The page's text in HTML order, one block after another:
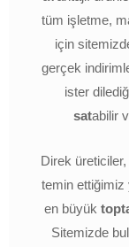
tüm işletme,
için
gerçek
ister
satabilir
Direk üreticiler,
temin ettiğimiz
en büyük
Sitemizde